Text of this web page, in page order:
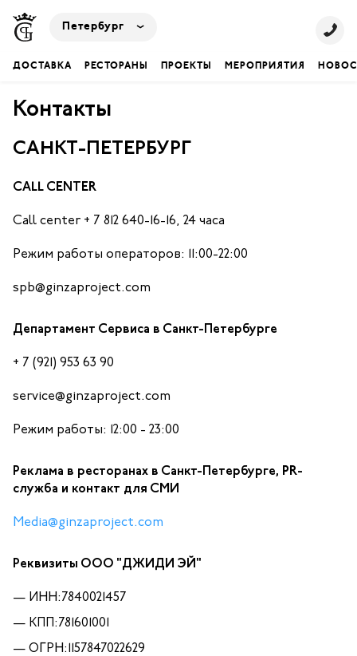
Петербург
ДОСТАВКА РЕСТОРАНЫ ПРОЕКТЫ МЕРОПРИЯТИЯ
Контакты
САНКТ-ПЕТЕРБУРГ
CALL CENTER
Call center + 7 812 640-16-16, 24 часа
Режим работы операторов: 11:00-22:00
spb@ginzaproject.com
Департамент Сервиса в Санкт-Петербурге
+ 7 (921) 953 63 90
service@ginzaproject.com
Режим работы: 12:00 - 23:00
Реклама в ресторанах в Санкт-Петербурге, PR-
служба и контакт для СМИ
Media@ginzaproject.com
Реквизиты ООО "ДЖИДИ ЭЙ"
ИНН:7840021457
КПП:781601001
ОГРН:1157847022629